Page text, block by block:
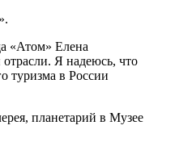
«Атом» Елена
Я надеюсь, что
туризма в России
планетарий в Музее